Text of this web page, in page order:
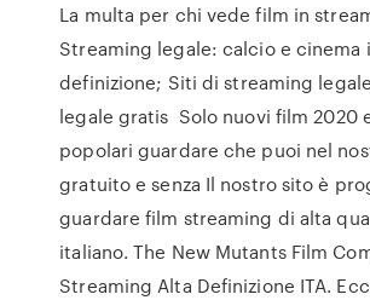
La multa per chi vede film in
Streaming legale: calcio e cinema
definizione; Siti di streaming
legale gratis Solo nuovi film 2020
popolari guardare che puoi nel
gratuito e senza Il nostro sito è
guardare film streaming di alta
italiano. The New Mutants Film
Streaming Alta Definizione ITA.